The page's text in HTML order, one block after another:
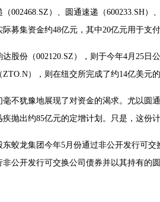
002468.SZ）、圆通速递（600233.SH
募集资金约48亿元，其中20亿元用于支
股份（002120.SZ），则于今年4月25日
），则在纽交所完成了约14亿美元的
不犹豫地展现了对资金的渴求。尤以圆
抛出约85亿元的定增计划。只是，这份
蛟龙集团今年5月份通过非公开发行可
非公开发行可交换公司债券并以其持有的